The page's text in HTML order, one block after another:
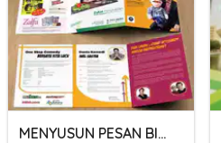
MENYUSUN PESAN BIDANG KEHUMASAN II